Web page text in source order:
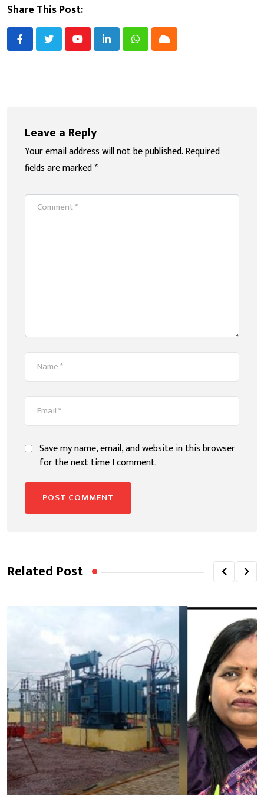
Share This Post:
YoutubeLinkedInWhatsappCloud
Leave a Reply
Your email address will not be published.Required
fields are marked*
Save my name, email, and website in this browser
for the next time I comment.
Related Post